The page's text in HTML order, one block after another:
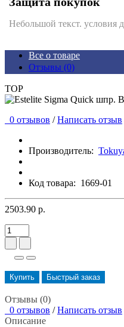
Небольшой текст. условия
Все о товаре
Отзывы (0)
TOP
0 отзывов / Написать отзыв
Производитель:
Код товара: 1669-01
2503.90 р.
Купить Быстрый заказ
Отзывы (0)
0 отзывов / Написать отзыв
Описание